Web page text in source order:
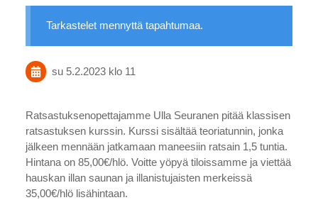
Tarkastelet mennyttä tapahtumaa.
su 5.2.2023 klo 11
Ratsastuksenopettajamme Ulla Seuranen pitää klassisen
ratsastuksen kurssin. Kurssi sisältää teoriatunnin, jonka
jälkeen mennään jatkamaan maneesiin ratsain 1,5 tuntia.
Hintana on 85,00€/hlö. Voitte yöpyä tiloissamme ja viettää
hauskan illan saunan ja illanistujaisten merkeissä
35,00€/hlö lisähintaan.